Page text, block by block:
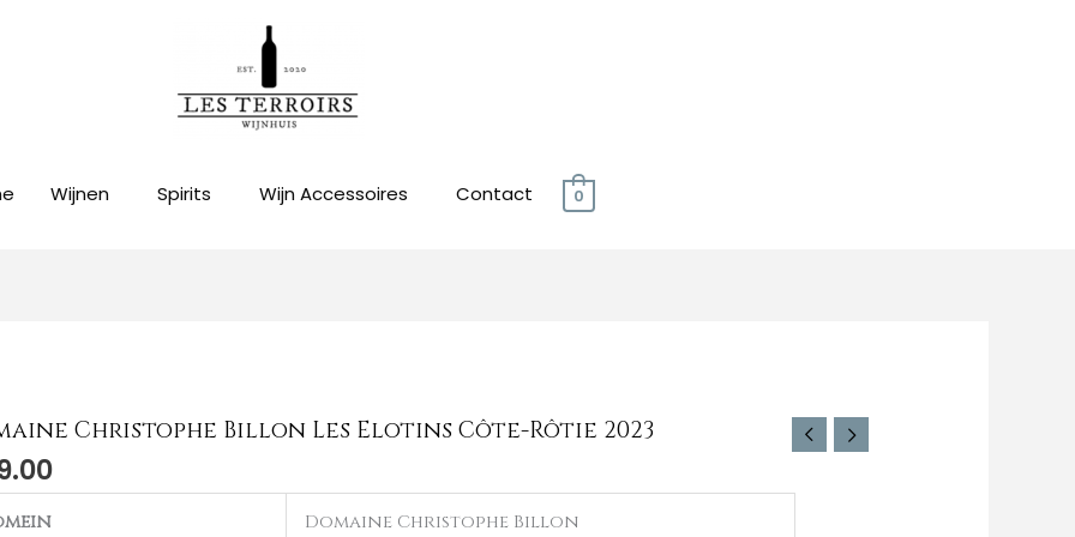
Wijnen Spirits Wijn Accessoires Contact 0
Christophe Billon Les Elotins Côte-Rôtie 2023
Domaine Christophe Billon